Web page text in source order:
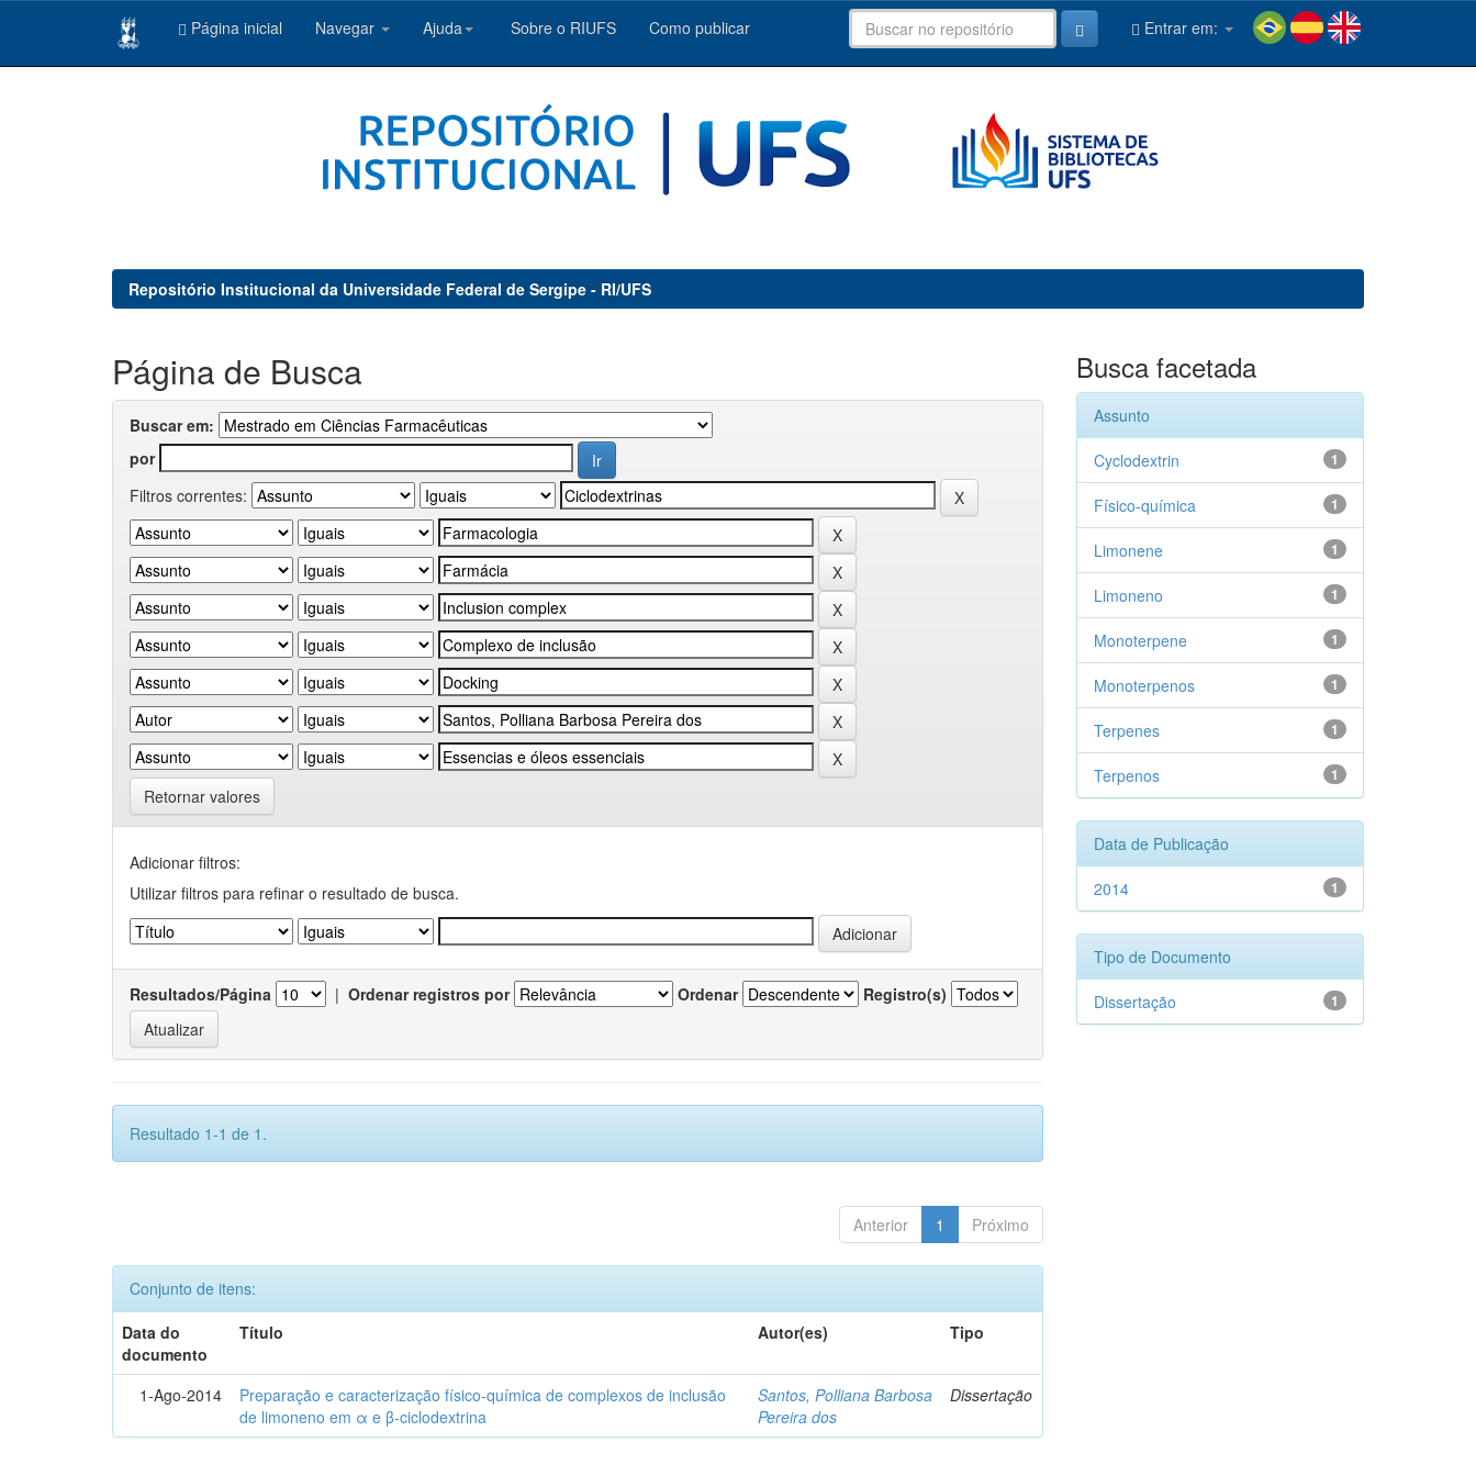
Página inicial Navegar Ajuda Sobre o RIUFS Como publicar Entrar em:
Repositório Institucional da Universidade Federal de Sergipe - RI/UFS
Página de Busca
Buscar em:
por
Filtros correntes:
Retornar valores
Adicionar filtros:
Utilizar filtros para refinar o resultado de busca.
Resultados/Página | Ordenar registros por Ordenar Registro(s)
Resultado 1-1 de 1.
Anterior 1 Próximo
Conjunto de itens:
Data do
documento
Título Autor(es) Tipo
1-Ago-2014
Preparação e caracterização físico-química de complexos de inclusão
de limoneno em α e β-ciclodextrina
Santos, Polliana Barbosa
Pereira dos
Dissertação
Busca facetada
Assunto
1
Cyclodextrin
1
Físico-química
1
Limonene
1
Limoneno
1
Monoterpene
1
Monoterpenos
1
Terpenes
1
Terpenos
Data de Publicação
1
2014
Tipo de Documento
1
Dissertação